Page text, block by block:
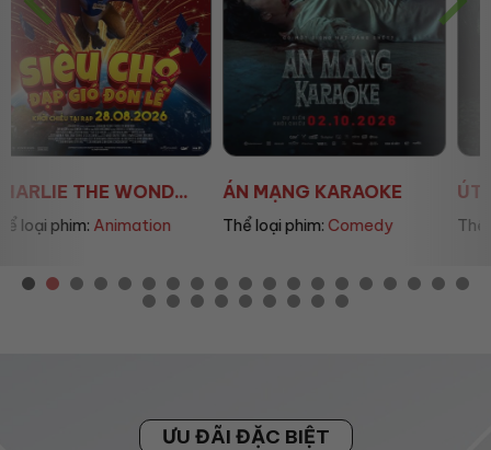
ÁN MẠNG KARAOKE
Thể loại phim:Comedy
ÚT LAN 2
Thể loại phim:Horror
ƯU ĐÃI ĐẶC BIỆT